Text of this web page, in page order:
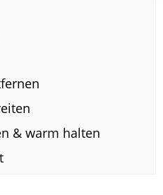
& warm halten